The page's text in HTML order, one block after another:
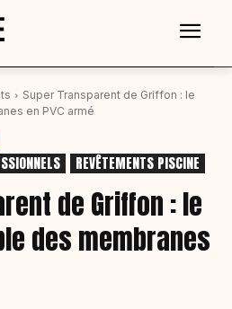
Super Transparent de Griffon : le
en PVC armé
REVÊTEMENTS PISCINE
de Griffon : le
des membranes